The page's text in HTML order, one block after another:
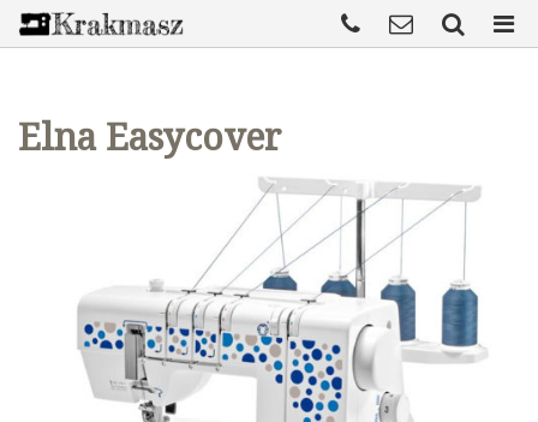
Elna Easycover